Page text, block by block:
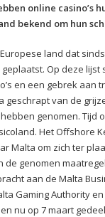
online casino’s
bekend om hun
land dat
geplaatst. Op deze
en een gebrek aan
geschrapt van de
genomen. Tijd
Het Offshore
Malta om zich ter
de genomen
aan de Malta
Gaming Authority
nu op 7 maart